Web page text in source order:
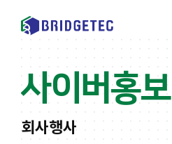
사이버홍보
회사행사